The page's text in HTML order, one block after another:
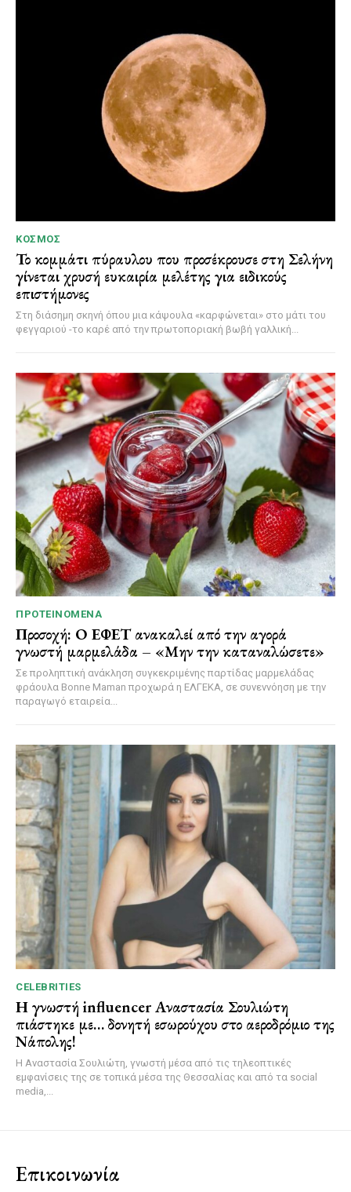
ΚΌΣΜΟΣ
Το κομμάτι πύραυλου που προσέκρουσε στη Σελήνη
γίνεται χρυσή ευκαιρία μελέτης για ειδικούς
επιστήμονες
Στη διάσημη σκηνή όπου μια κάψουλα «καρφώνεται» στο μάτι του
φεγγαριού -το καρέ από την πρωτοποριακή βωβή γαλλική...
ΠΡΟΤΕΙΝΌΜΕΝΑ
Προσοχή: Ο ΕΦΕΤ ανακαλεί από την αγορά
γνωστή μαρμελάδα – «Μην την καταναλώσετε»
Σε προληπτική ανάκληση συγκεκριμένης παρτίδας μαρμελάδας
φράουλα Bonne Maman προχωρά η ΕΛΓΕΚΑ, σε συνεννόηση με την
παραγωγό εταιρεία...
CELEBRITIES
Η γνωστή influencer Αναστασία Σουλιώτη
πιάστηκε με… δονητή εσωρούχου στο αεροδρόμιο της
Νάπολης!
Η Αναστασία Σουλιώτη, γνωστή μέσα από τις τηλεοπτικές
εμφανίσεις της σε τοπικά μέσα της Θεσσαλίας και από τα social
media,...
Επικοινωνία